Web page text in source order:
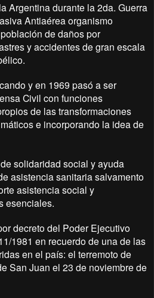
Argentina durante la 2da. Guerra
Antiaérea organismo
de daños por
y accidentes de gran escala
y en 1969 pasó a ser
Civil con funciones
de las transformaciones
e incorporando la idea de
solidaridad social y ayuda
asistencia sanitaria salvamento
asistencia social y
esenciales.
decreto del Poder Ejecutivo
1981 en recuerdo de una de las
en el país: el terremoto de
San Juan el 23 de noviembre de